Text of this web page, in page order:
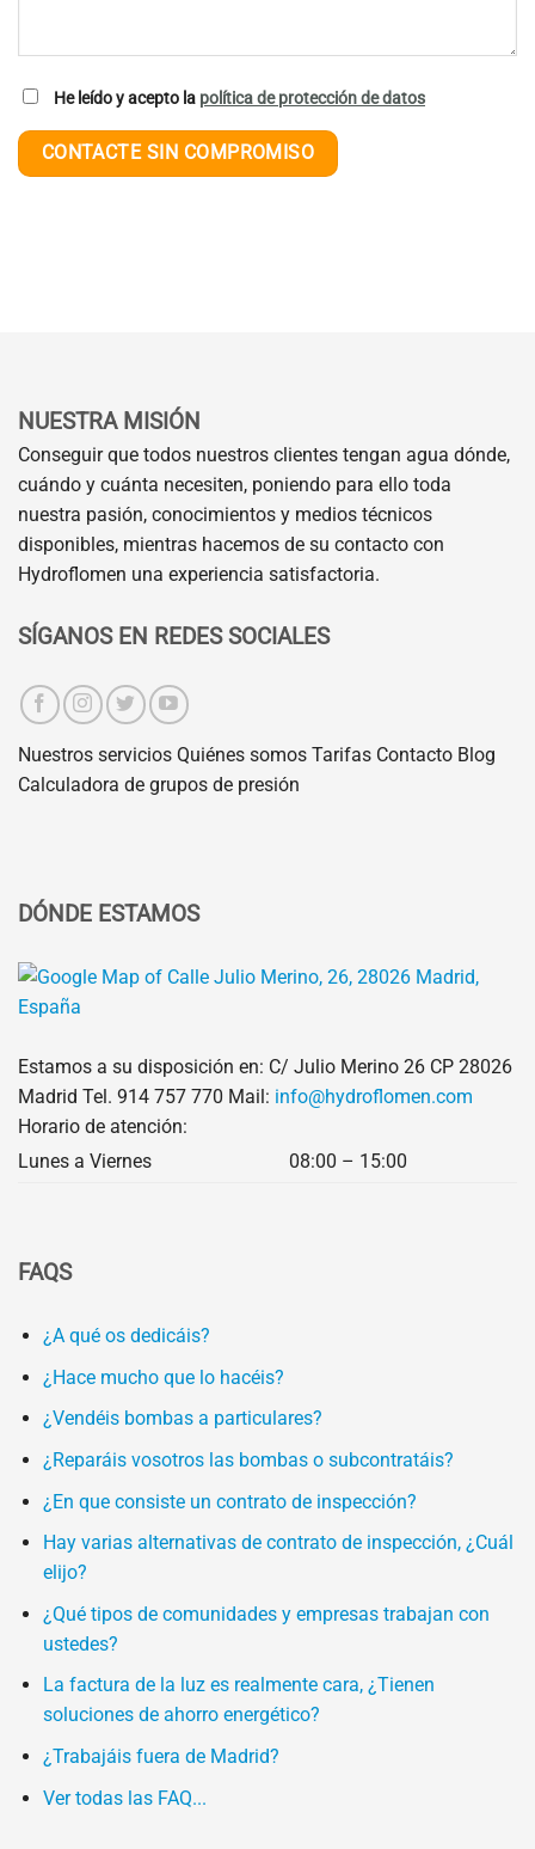
He leído y acepto la política de protección de datos
NUESTRA MISIÓN
Conseguir que todos nuestros clientes tengan agua dónde,
cuándo y cuánta necesiten, poniendo para ello toda
nuestra pasión, conocimientos y medios técnicos
disponibles, mientras hacemos de su contacto con
Hydroflomen una experiencia satisfactoria.
SÍGANOS EN REDES SOCIALES
Nuestros servicios Quiénes somos Tarifas Contacto Blog
Calculadora de grupos de presión
DÓNDE ESTAMOS
Estamos a su disposición en: C/ Julio Merino 26 CP 28026
Madrid Tel. 914 757 770 Mail: info@hydroflomen.com
Horario de atención:
Lunes a Viernes
08:00 – 15:00
FAQS
¿A qué os dedicáis?
¿Hace mucho que lo hacéis?
¿Vendéis bombas a particulares?
¿Reparáis vosotros las bombas o subcontratáis?
¿En que consiste un contrato de inspección?
Hay varias alternativas de contrato de inspección, ¿Cuál
elijo?
¿Qué tipos de comunidades y empresas trabajan con
ustedes?
La factura de la luz es realmente cara, ¿Tienen
soluciones de ahorro energético?
¿Trabajáis fuera de Madrid?
Ver todas las FAQ...